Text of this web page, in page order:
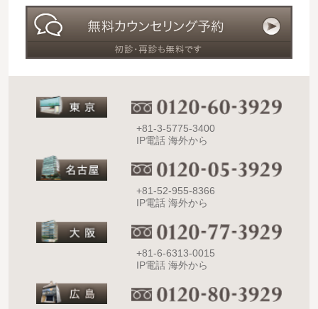
+81-3-5775-3400
IP電話 海外から
+81-52-955-8366
IP電話 海外から
+81-6-6313-0015
IP電話 海外から